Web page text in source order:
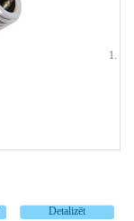
Detalizēt